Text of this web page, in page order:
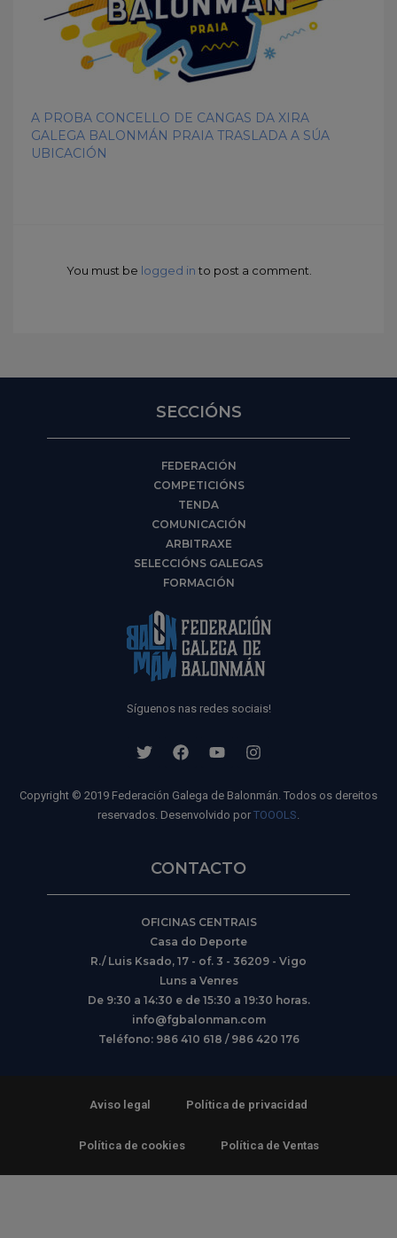
A PROBA CONCELLO DE CANGAS DA XIRA
GALEGA BALONMÁN PRAIA TRASLADA A SÚA
UBICACIÓN
You must be logged in to post a comment.
SECCIÓNS
FEDERACIÓN
COMPETICIÓNS
TENDA
COMUNICACIÓN
ARBITRAXE
SELECCIÓNS GALEGAS
FORMACIÓN
Síguenos nas redes sociais!
Copyright © 2019 Federación Galega de Balonmán. Todos os dereitos
reservados. Desenvolvido por TOOOLS.
CONTACTO
OFICINAS CENTRAIS
Casa do Deporte
R./ Luis Ksado, 17 - of. 3 - 36209 - Vigo
Luns a Venres
De 9:30 a 14:30 e de 15:30 a 19:30 horas.
info@fgbalonman.com
Teléfono: 986 410 618 / 986 420 176
Aviso legal Política de privacidad
Política de cookies Política de Ventas